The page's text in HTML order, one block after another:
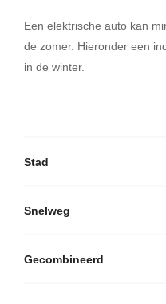
Een elektrische auto kan
de zomer. Hieronder een
in de winter.
Stad
Snelweg
Gecombineerd